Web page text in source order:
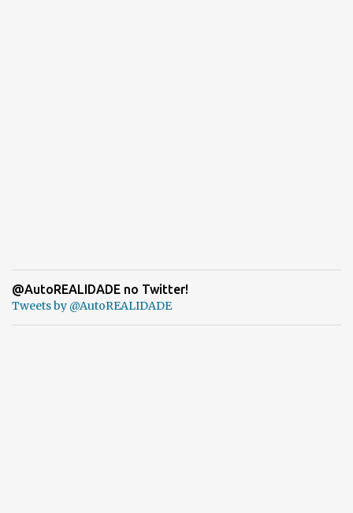
@AutoREALIDADE no Twitter!
Tweets by @AutoREALIDADE